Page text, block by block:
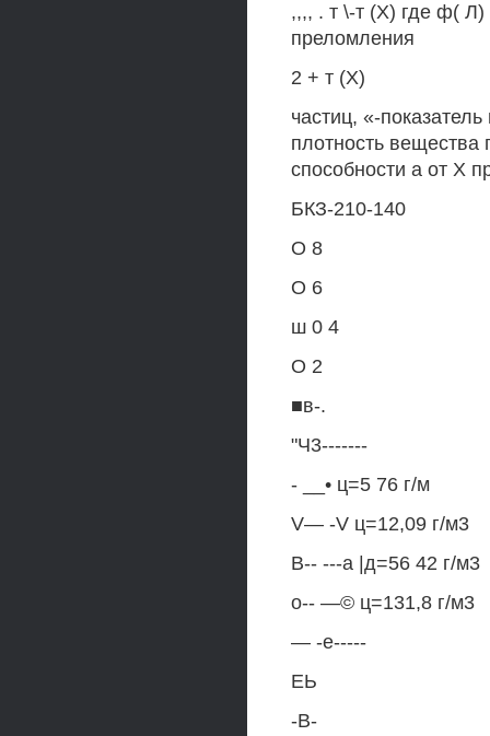
,,,, . т \-т (X) где ф( Л)
преломления
2 + т (X)
частиц, «-
плотность вещества
способности а от X
БКЗ-210-140
О 8
О 6
ш 0 4
О 2
■в-.
"Ч3-------
- __• ц=5 76 г/м
V— -V ц=12,09 г/м3
В-- ---а |д=56 42 г/м3
о-- —© ц=131,8 г/м3
— -е-----
ЕЬ
-В-